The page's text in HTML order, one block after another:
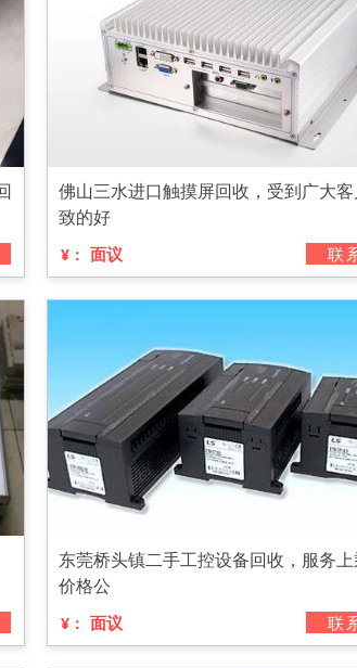
佛山三水进口触摸屏回收，受到广大
致的好
¥： 面议 联
东莞桥头镇二手工控设备回收，服务
价格公
¥： 面议 联